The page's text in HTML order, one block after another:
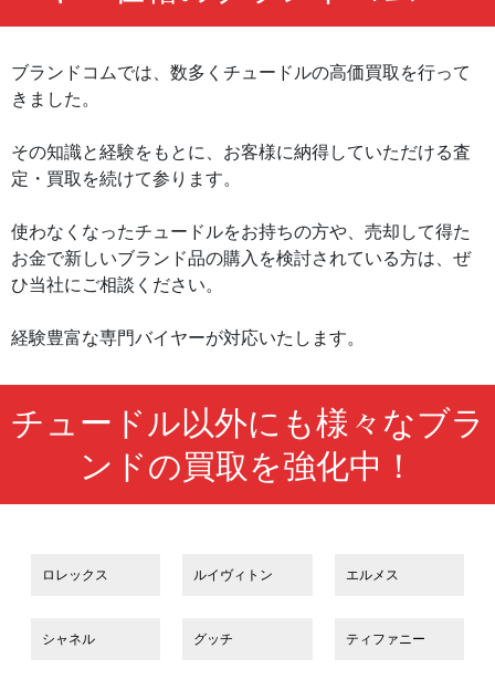
ブランドコムでは、数多くチュードルの高価買取を行って
きました。
その知識と経験をもとに、お客様に納得していただける査
定・買取を続けて参ります。
使わなくなったチュードルをお持ちの方や、売却して得た
お金で新しいブランド品の購入を検討されている方は、ぜ
ひ当社にご相談ください。
経験豊富な専門バイヤーが対応いたします。
チュードル以外にも様々なブラ
ンドの買取を強化中！
ロレックス ルイヴィトン エルメス
シャネル グッチ ティファニー